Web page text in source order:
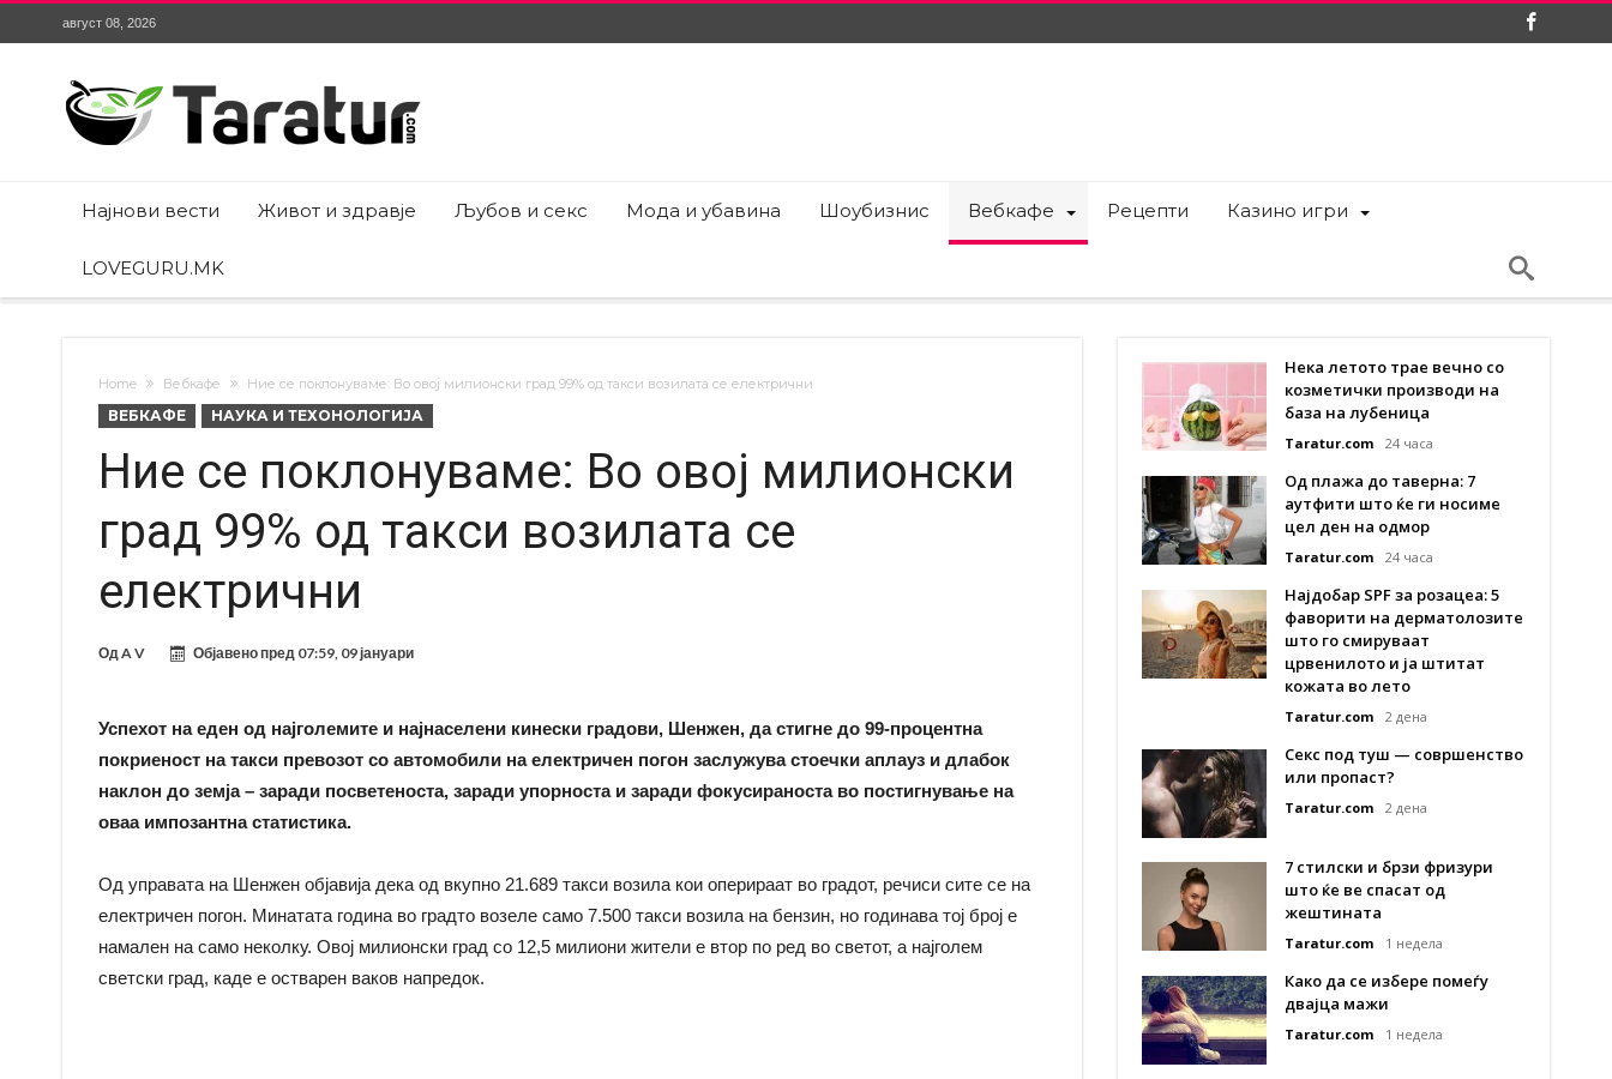
август 08, 2026
Најнови вести Живот и здравје Љубов и секс Мода и убавина Шоубизнис Вебкафе Рецепти Казино игри
LOVEGURU.MK
Home Вебкафе Ние се поклонуваме: Во овој милионски град 99% од такси возилата се електрични
ВЕБКАФЕ НАУКА И ТЕХОНОЛОГИЈА
Ние се поклонуваме: Во овој милионски
град 99% од такси возилата се
електрични
ОдA V Објавено пред 07:59, 09 јануари
Успехот на еден од најголемите и најнаселени кинески градови, Шенжен, да стигне до 99-процентна
покриеност на такси превозот со автомобили на електричен погон заслужува стоечки аплауз и длабок
наклон до земја – заради посветеноста, заради упорноста и заради фокусираноста во постигнување на
оваа импозантна статистика.
Од управата на Шенжен објавија дека од вкупно 21.689 такси возила кои оперираат во градот, речиси сите се на
електричен погон. Минатата година во градто возеле само 7.500 такси возила на бензин, но годинава тој број е
намален на само неколку. Овој милионски град со 12,5 милиони жители е втор по ред во светот, а најголем
светски град, каде е остварен ваков напредок.
Нека летото трае вечно со
козметички производи на
база на лубеница
Taratur.com 24 часа
Од плажа до таверна: 7
аутфити што ќе ги носиме
цел ден на одмор
Taratur.com 24 часа
Најдобар SPF за розацеа: 5
фаворити на дерматолозите
што го смируваат
црвенилото и ја штитат
кожата во лето
Taratur.com 2 дена
Секс под туш — совршенство
или пропаст?
Taratur.com 2 дена
7 стилски и брзи фризури
што ќе ве спасат од
жештината
Taratur.com 1 недела
Како да се избере помеѓу
двајца мажи
Taratur.com 1 недела